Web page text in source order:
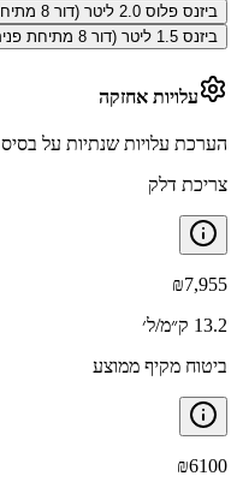
ביזנס פלוס 2.0 ליטר (דור 8 מתיחת פנים)
ביזנס 1.5 ליטר (דור 8 מתיחת פנים)
עלויות אחזקה
הערכת עלויות שנתיות על בסיס 15,000 ק״מ בשנה
צריכת דלק
₪7,955
13.2 ק״מ/ל׳
ביטוח מקיף ממוצע
₪6100